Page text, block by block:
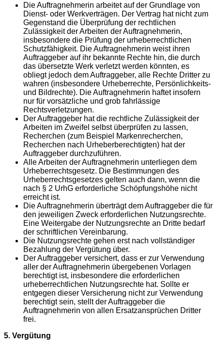
Die Auftragnehmerin arbeitet auf der Grundlage von
Dienst- oder Werkverträgen. Der Vertrag hat nicht zum
Gegenstand die Überprüfung der rechtlichen
Zulässigkeit der Arbeiten der Auftragnehmerin,
insbesondere die Prüfung der urheberrechtlichen
Schutzfähigkeit. Die Auftragnehmerin weist ihren
Auftraggeber auf ihr bekannte Rechte hin, die durch
das übersetzte Werk verletzt werden könnten, es
obliegt jedoch dem Auftraggeber, alle Rechte Dritter zu
wahren (insbesondere Urheberrechte, Persönlichkeits-
und Bildrechte). Die Auftragnehmerin haftet insofern
nur für vorsätzliche und grob fahrlässige
Rechtsverletzungen.
Der Auftraggeber hat die rechtliche Zulässigkeit der
Arbeiten im Zweifel selbst überprüfen zu lassen,
Recherchen (zum Beispiel Markenrecherchen,
Recherchen nach Urheberberechtigten) hat der
Auftraggeber durchzuführen.
Alle Arbeiten der Auftragnehmerin unterliegen dem
Urheberrechtsgesetz. Die Bestimmungen des
Urheberrechtsgesetzes gelten auch dann, wenn die
nach § 2 UrhG erforderliche Schöpfungshöhe nicht
erreicht ist.
Die Auftragnehmerin überträgt dem Auftraggeber die für
den jeweiligen Zweck erforderlichen Nutzungsrechte.
Eine Weitergabe der Nutzungsrechte an Dritte bedarf
der schriftlichen Vereinbarung.
Die Nutzungsrechte gehen erst nach vollständiger
Bezahlung der Vergütung über.
Der Auftraggeber versichert, dass er zur Verwendung
aller der Auftragnehmerin übergebenen Vorlagen
berechtigt ist, insbesondere die erforderlichen
urheberrechtlichen Nutzungsrechte hat. Sollte er
entgegen dieser Versicherung nicht zur Verwendung
berechtigt sein, stellt der Auftraggeber die
Auftragnehmerin von allen Ersatzansprüchen Dritter
frei.
5. Vergütung